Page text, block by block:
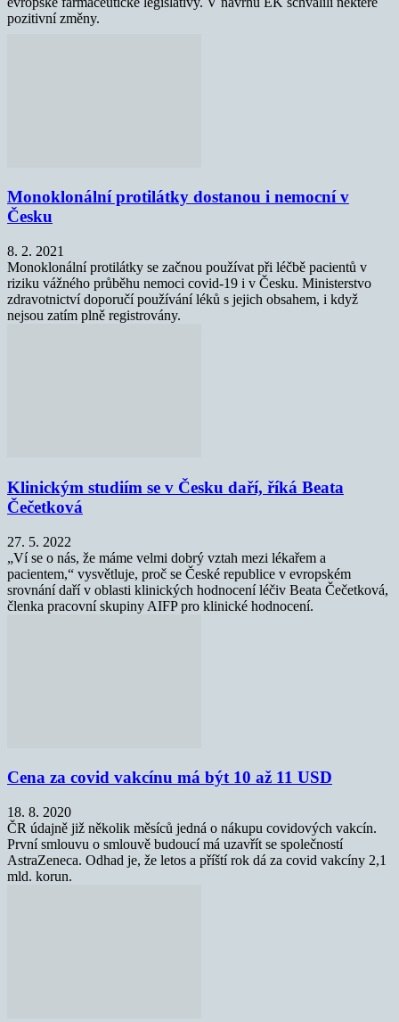
pozitivní změny.
Monoklonální protilátky dostanou i nemocní v
Česku
8. 2. 2021
Monoklonální protilátky se začnou používat při léčbě pacientů v
riziku vážného průběhu nemoci covid-19 i v Česku. Ministerstvo
zdravotnictví doporučí používání léků s jejich obsahem, i když
nejsou zatím plně registrovány.
Klinickým studiím se v Česku daří, říká Beata
Čečetková
27. 5. 2022
„Ví se o nás, že máme velmi dobrý vztah mezi lékařem a
pacientem,“ vysvětluje, proč se České republice v evropském
srovnání daří v oblasti klinických hodnocení léčiv Beata Čečetková,
členka pracovní skupiny AIFP pro klinické hodnocení.
Cena za covid vakcínu má být 10 až 11 USD
18. 8. 2020
ČR údajně již několik měsíců jedná o nákupu covidových vakcín.
První smlouvu o smlouvě budoucí má uzavřít se společností
AstraZeneca. Odhad je, že letos a příští rok dá za covid vakcíny 2,1
mld. korun.